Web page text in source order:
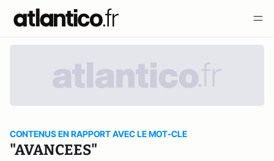
CONTENUS EN RAPPORT AVEC LE MOT-CLE
"AVANCEES"